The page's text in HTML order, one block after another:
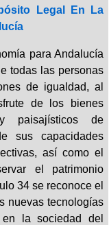
Legal En La
para Andalucía
todas las personas
de igualdad, al
de los bienes
paisajísticos de
sus capacidades
así como el
el patrimonio
34 se reconoce el
nuevas tecnologías
la sociedad del